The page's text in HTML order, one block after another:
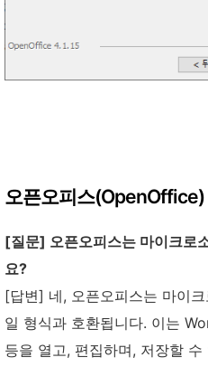
오픈오피스(OpenOffice)
[질문] 오픈오피스는 마이크로
요?
[답변] 네, 오픈오피스는 마이
일 형식과 호환됩니다. 이는
등을 열고, 편집하며, 저장할